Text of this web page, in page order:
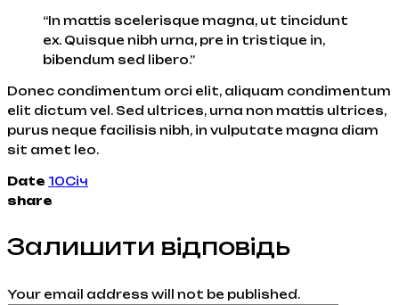
“In mattis scelerisque magna, ut tincidunt
ex. Quisque nibh urna, pre in tristique in,
bibendum sed libero.”
Donec condimentum orci elit, aliquam condimentum
elit dictum vel. Sed ultrices, urna non mattis ultrices,
purus neque facilisis nibh, in vulputate magna diam
sit amet leo.
Date 10Січ
share
Залишити відповідь
Your email address will not be published.